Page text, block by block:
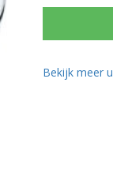
Bekijk meer